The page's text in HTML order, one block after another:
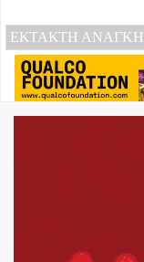
ΕΚΤΑΚΤΗ ΑΝΑΓΚΗ